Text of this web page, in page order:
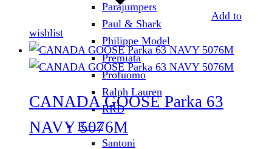
Parajumpers
Paul & Shark
Philippe Model
Premiata
Profuomo
Ralph Lauren
RRD
R – Z
Santoni
Add to
wishlist
CANADA GOOSE Parka 63
NAVY 5076M